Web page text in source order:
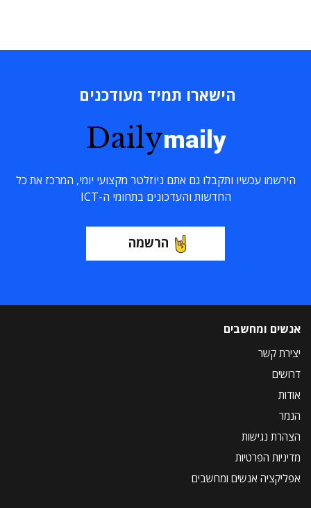
הישארו תמיד מעודכנים
Dailymaily
הירשמו עכשיו ותקבלו גם אתם ניוזלטר מקצועי יומי, המרכז את כל
החדשות והעדכונים בתחומי ה-ICT
הרשמה
אנשים ומחשבים
יצירת קשר
דרושים
אודות
הנמר
הצהרת נגישות
מדיניות הפרטיות
אפליקציה אנשים ומחשבים